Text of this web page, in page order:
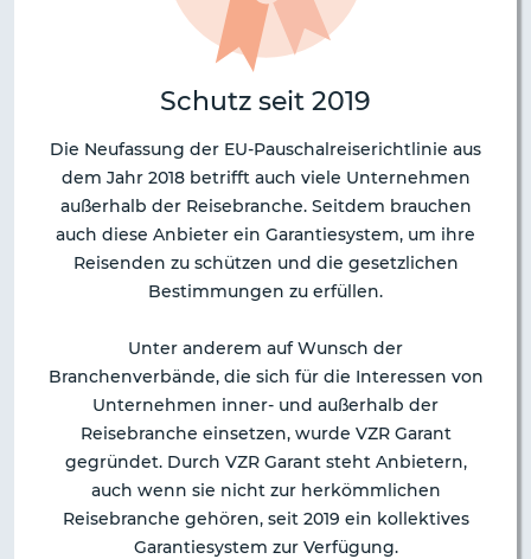
Schutz seit 2019
Die Neufassung der EU-Pauschalreiserichtlinie aus
dem Jahr 2018 betrifft auch viele Unternehmen
außerhalb der Reisebranche. Seitdem brauchen
auch diese Anbieter ein Garantiesystem, um ihre
Reisenden zu schützen und die gesetzlichen
Bestimmungen zu erfüllen.
Unter anderem auf Wunsch der
Branchenverbände, die sich für die Interessen von
Unternehmen inner- und außerhalb der
Reisebranche einsetzen, wurde VZR Garant
gegründet. Durch VZR Garant steht Anbietern,
auch wenn sie nicht zur herkömmlichen
Reisebranche gehören, seit 2019 ein kollektives
Garantiesystem zur Verfügung.